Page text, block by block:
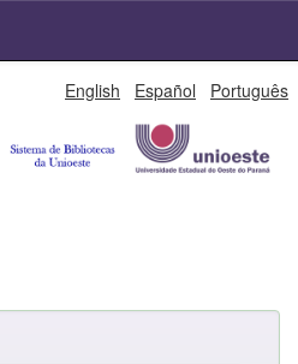
English Español Português